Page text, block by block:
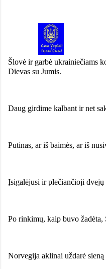
Šlovė ir garbė ukrainiečiams
Dievas su Jumis.
Daug girdime kalbant ir net
Putinas, ar iš baimės, ar iš
Įsigalėjusi ir plečiančioji dvejų
Po rinkimų, kaip buvo žadėta,
Norvegija aklinai uždarė